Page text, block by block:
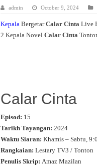
admin October 9, 2024
KepalaBergetarCalar Cinta Live
2 Kepala NovelCalar Cinta
Calar Cinta
Episod: 15
Tarikh Tayangan: 2024
Waktu Siaran: Khamis – Sabtu,
Rangkaian: Lestary TV3 / Tonton
Penulis Skrip: Amaz Mazilan